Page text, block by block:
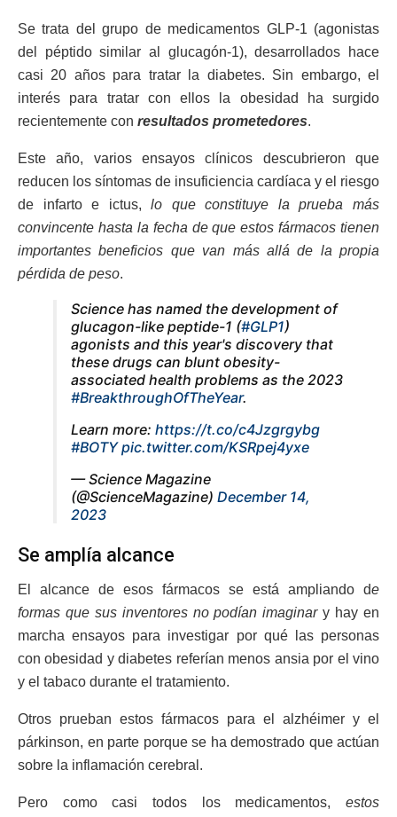
Se trata del grupo de medicamentos GLP-1 (agonistas
del péptido similar al glucagón-1), desarrollados hace
casi 20 años para tratar la diabetes. Sin embargo, el
interés para tratar con ellos la obesidad ha surgido
recientemente con resultados prometedores.
Este año, varios ensayos clínicos descubrieron que
reducen los síntomas de insuficiencia cardíaca y el riesgo
de infarto e ictus, lo que constituye la prueba más
convincente hasta la fecha de que estos fármacos tienen
importantes beneficios que van más allá de la propia
pérdida de peso.
Science has named the development of
glucagon-like peptide-1 (#GLP1)
agonists and this year's discovery that
these drugs can blunt obesity-
associated health problems as the 2023
#BreakthroughOfTheYear.
Learn more: https://t.co/c4Jzgrgybg
#BOTY pic.twitter.com/KSRpej4yxe
— Science Magazine
(@ScienceMagazine) December 14,
2023
Se amplía alcance
El alcance de esos fármacos se está ampliando de
formas que sus inventores no podían imaginary hay en
marcha ensayos para investigar por qué las personas
con obesidad y diabetes referían menos ansia por el vino
y el tabaco durante el tratamiento.
Otros prueban estos fármacos para el alzhéimer y el
párkinson, en parte porque se ha demostrado que actúan
sobre la inflamación cerebral.
Pero como casi todos los medicamentos, estos